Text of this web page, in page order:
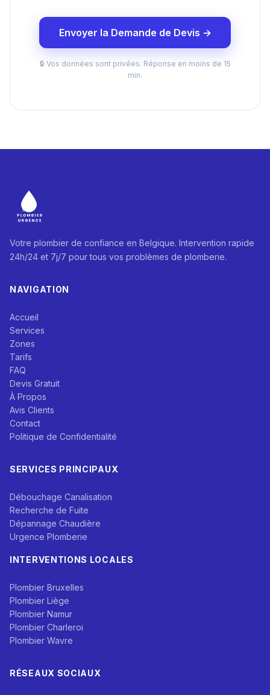
Envoyer la Demande de Devis →
🔒 Vos données sont privées. Réponse en moins de 15
min.
Votre plombier de confiance en Belgique. Intervention rapide
24h/24 et 7j/7 pour tous vos problèmes de plomberie.
NAVIGATION
Accueil
Services
Zones
Tarifs
FAQ
Devis Gratuit
À Propos
Avis Clients
Contact
Politique de Confidentialité
SERVICES PRINCIPAUX
Débouchage Canalisation
Recherche de Fuite
Dépannage Chaudière
Urgence Plomberie
INTERVENTIONS LOCALES
Plombier Bruxelles
Plombier Liège
Plombier Namur
Plombier Charleroi
Plombier Wavre
RÉSEAUX SOCIAUX